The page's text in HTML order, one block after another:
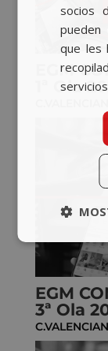
EGM
1ª Ola
EGM
3ª Ola
socios
pueden
que les